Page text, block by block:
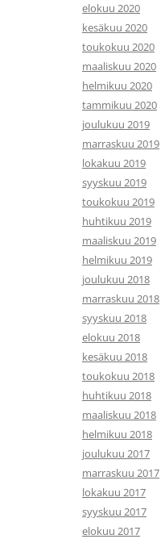
elokuu 2020
kesäkuu 2020
toukokuu 2020
maaliskuu 2020
helmikuu 2020
tammikuu 2020
joulukuu 2019
marraskuu 2019
lokakuu 2019
syyskuu 2019
toukokuu 2019
huhtikuu 2019
maaliskuu 2019
helmikuu 2019
joulukuu 2018
marraskuu 2018
syyskuu 2018
elokuu 2018
kesäkuu 2018
toukokuu 2018
huhtikuu 2018
maaliskuu 2018
helmikuu 2018
joulukuu 2017
marraskuu 2017
lokakuu 2017
syyskuu 2017
elokuu 2017